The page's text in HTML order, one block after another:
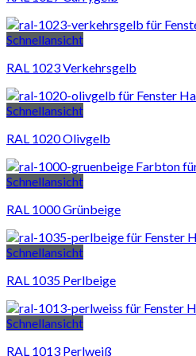
Schnellansicht
RAL 1023 Verkehrsgelb
Schnellansicht
RAL 1020 Olivgelb
Schnellansicht
RAL 1000 Grünbeige
Schnellansicht
RAL 1035 Perlbeige
Schnellansicht
RAL 1013 Perlweiß